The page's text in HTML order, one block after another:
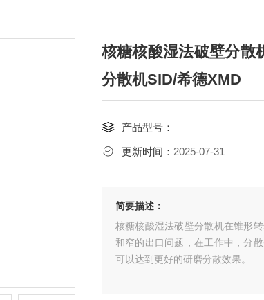
核糖核酸湿法破壁分散
分散机SID/希德XMD
产品型号：
更新时间： 2025-07-31
简要描述：
核糖核酸湿法破壁分散机在锥形
和窄的出口问题，在工作中，分
可以达到更好的研磨分散效果。